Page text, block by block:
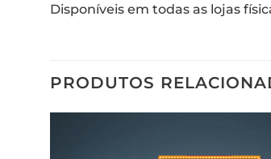
Disponíveis em todas as lojas
PRODUTOS